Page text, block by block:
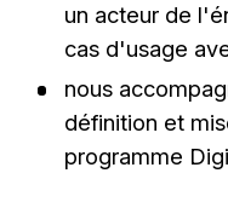
un acteur de
cas d'usage
nous
définition et
programme